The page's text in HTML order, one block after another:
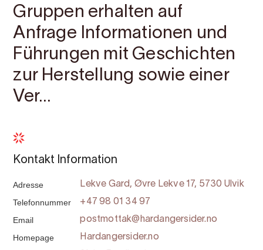
Gruppen erhalten auf
Anfrage Informationen und
Führungen mit Geschichten
zur Herstellung sowie einer
Ver...
Kontakt Information
Adresse Lekve Gard, Øvre Lekve 17, 5730 Ulvik
Telefonnummer +47 98 01 34 97
Email postmottak@hardangersider.no
Homepage Hardangersider.no